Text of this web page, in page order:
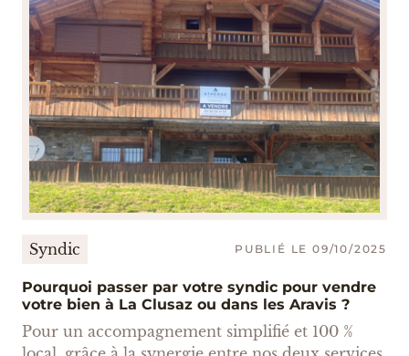
Syndic PUBLIÉ LE 09/10/2025
Pourquoi passer par votre syndic pour vendre
votre bien à La Clusaz ou dans les Aravis ?
Pour un accompagnement simplifié et 100 %